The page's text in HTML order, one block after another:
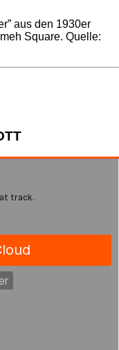
aus den 1930er
Square. Quelle: